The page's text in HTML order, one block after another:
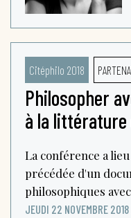
Citéphilo 2018
Philosopher
à la littérature
La conférence a lieu
précédée d'un
philosophiques
JEUDI 22 NOVEMBRE 2018